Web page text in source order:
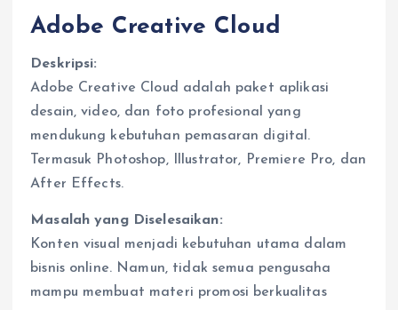
Adobe Creative Cloud
Deskripsi:
Adobe Creative Cloud adalah paket aplikasi
desain, video, dan foto profesional yang
mendukung kebutuhan pemasaran digital.
Termasuk Photoshop, Illustrator, Premiere Pro, dan
After Effects.
Masalah yang Diselesaikan:
Konten visual menjadi kebutuhan utama dalam
bisnis online. Namun, tidak semua pengusaha
mampu membuat materi promosi berkualitas